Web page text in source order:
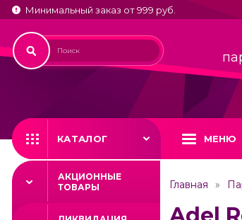
Минимальный заказ от 999 руб.
КАТАЛОГ МЕНЮ
АКЦИОННЫЕ
ТОВАРЫ
Главная